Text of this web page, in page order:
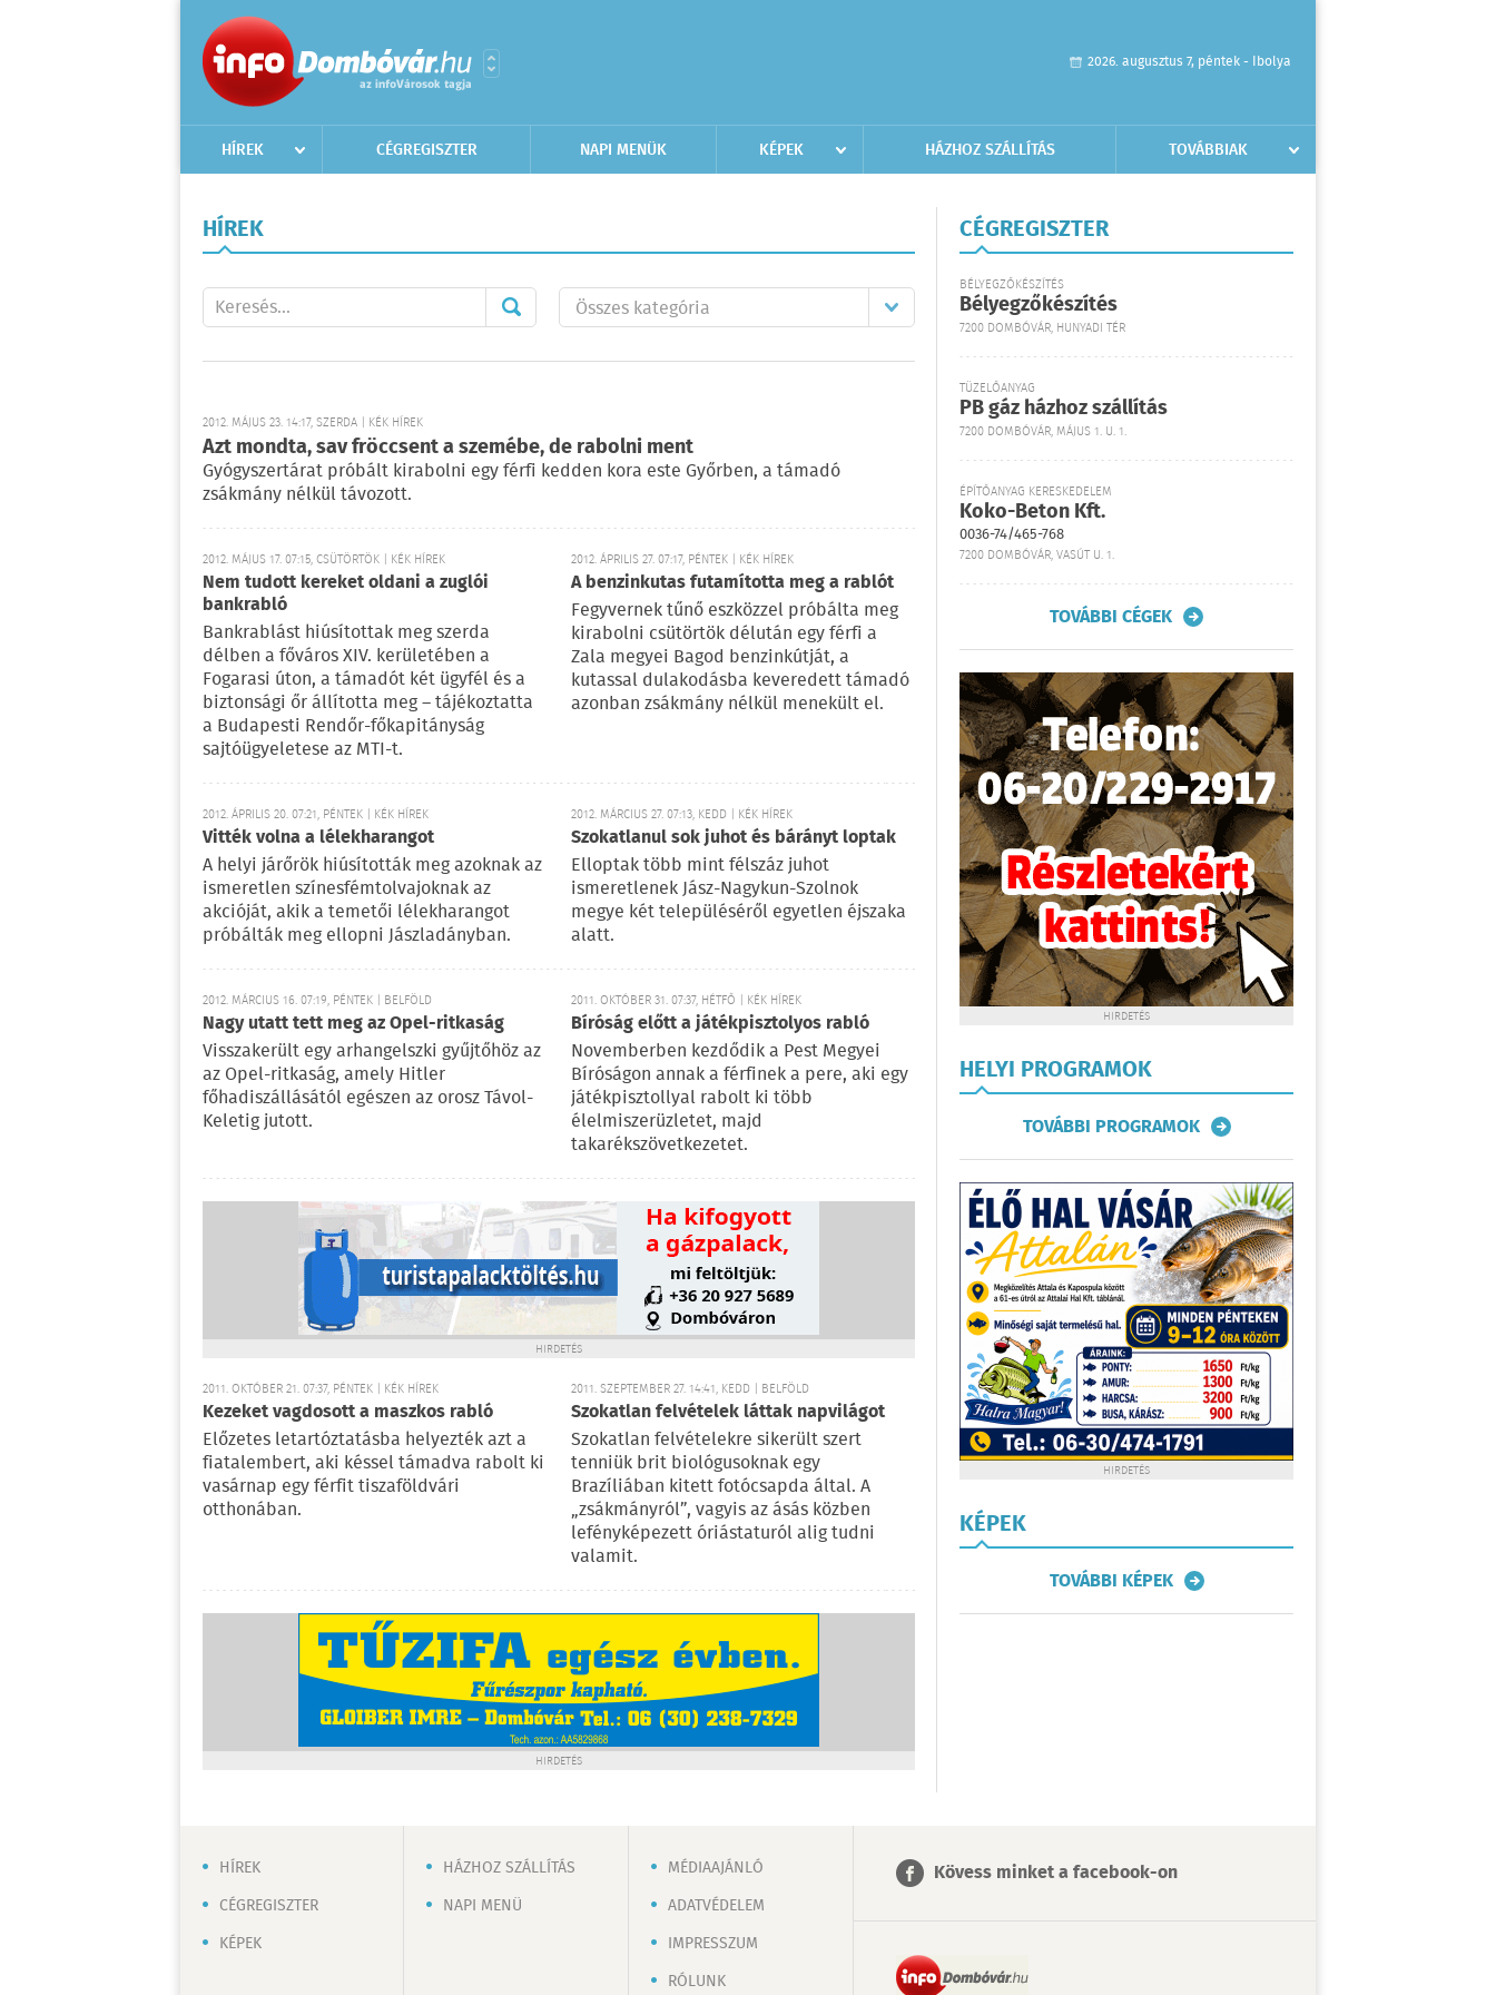
2026. augusztus 7, péntek - Ibolya
HÍREK CÉGREGISZTER NAPI MENÜK KÉPEK HÁZHOZ SZÁLLÍTÁS TOVÁBBIAK
HÍREK
2012. MÁJUS 23. 14:17, SZERDA | KÉK HÍREK
Azt mondta, sav fröccsent a szemébe, de rabolni ment
Gyógyszertárat próbált kirabolni egy férfi kedden kora este Győrben, a támadó
zsákmány nélkül távozott.
2012. MÁJUS 17. 07:15, CSÜTÖRTÖK | KÉK HÍREK
Nem tudott kereket oldani a zuglói
bankrabló
Bankrablást hiúsítottak meg szerda
délben a főváros XIV. kerületében a
Fogarasi úton, a támadót két ügyfél és a
biztonsági őr állította meg – tájékoztatta
a Budapesti Rendőr-főkapitányság
sajtóügyeletese az MTI-t.
2012. ÁPRILIS 27. 07:17, PÉNTEK | KÉK HÍREK
A benzinkutas futamította meg a rablót
Fegyvernek tűnő eszközzel próbálta meg
kirabolni csütörtök délután egy férfi a
Zala megyei Bagod benzinkútját, a
kutassal dulakodásba keveredett támadó
azonban zsákmány nélkül menekült el.
2012. ÁPRILIS 20. 07:21, PÉNTEK | KÉK HÍREK
Vitték volna a lélekharangot
A helyi járőrök hiúsították meg azoknak az
ismeretlen színesfémtolvajoknak az
akcióját, akik a temetői lélekharangot
próbálták meg ellopni Jászladányban.
2012. MÁRCIUS 27. 07:13, KEDD | KÉK HÍREK
Szokatlanul sok juhot és bárányt loptak
Elloptak több mint félszáz juhot
ismeretlenek Jász-Nagykun-Szolnok
megye két településéről egyetlen éjszaka
alatt.
2012. MÁRCIUS 16. 07:19, PÉNTEK | BELFÖLD
Nagy utatt tett meg az Opel-ritkaság
Visszakerült egy arhangelszki gyűjtőhöz az
az Opel-ritkaság, amely Hitler
főhadiszállásától egészen az orosz Távol-
Keletig jutott.
2011. OKTÓBER 31. 07:37, HÉTFŐ | KÉK HÍREK
Bíróság előtt a játékpisztolyos rabló
Novemberben kezdődik a Pest Megyei
Bíróságon annak a férfinek a pere, aki egy
játékpisztollyal rabolt ki több
élelmiszerüzletet, majd
takarékszövetkezetet.
HIRDETÉS
2011. OKTÓBER 21. 07:37, PÉNTEK | KÉK HÍREK
Kezeket vagdosott a maszkos rabló
Előzetes letartóztatásba helyezték azt a
fiatalembert, aki késsel támadva rabolt ki
vasárnap egy férfit tiszaföldvári
otthonában.
2011. SZEPTEMBER 27. 14:41, KEDD | BELFÖLD
Szokatlan felvételek láttak napvilágot
Szokatlan felvételekre sikerült szert
tenniük brit biológusoknak egy
Brazíliában kitett fotócsapda által. A
„zsákmányról”, vagyis az ásás közben
lefényképezett óriástaturól alig tudni
valamit.
HIRDETÉS
CÉGREGISZTER
BÉLYEGZŐKÉSZÍTÉS
Bélyegzőkészítés
7200 DOMBÓVÁR, HUNYADI TÉR
TÜZELŐANYAG
PB gáz házhoz szállítás
7200 DOMBÓVÁR, MÁJUS 1. U. 1.
ÉPÍTŐANYAG KERESKEDELEM
Koko-Beton Kft.
0036-74/465-768
7200 DOMBÓVÁR, VASÚT U. 1.
TOVÁBBI CÉGEK
HIRDETÉS
HELYI PROGRAMOK
TOVÁBBI PROGRAMOK
HIRDETÉS
KÉPEK
TOVÁBBI KÉPEK
HÍREK
CÉGREGISZTER
KÉPEK
HÁZHOZ SZÁLLÍTÁS
NAPI MENÜ
MÉDIAAJÁNLÓ
ADATVÉDELEM
IMPRESSZUM
RÓLUNK
Kövess minket a facebook-on